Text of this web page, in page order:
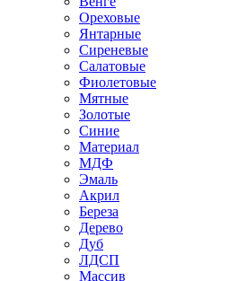
Ореховые
Янтарные
Сиреневые
Салатовые
Фиолетовые
Мятные
Золотые
Синие
Материал
МДФ
Эмаль
Акрил
Береза
Дерево
Дуб
ЛДСП
Массив